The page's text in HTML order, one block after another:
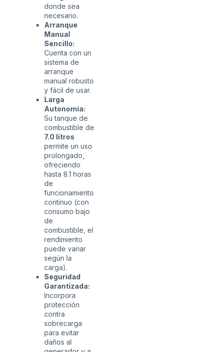
donde sea
necesario.
Arranque
Manual
Sencillo:
Cuenta con un
sistema de
arranque
manual robusto
y fácil de usar.
Larga
Autonomía:
Su tanque de
combustible de
7.0 litros
permite un uso
prolongado,
ofreciendo
hasta 8.1 horas
de
funcionamiento
continuo (con
consumo bajo
de
combustible, el
rendimiento
puede variar
según la
carga).
Seguridad
Garantizada:
Incorpora
protección
contra
sobrecarga
para evitar
daños al